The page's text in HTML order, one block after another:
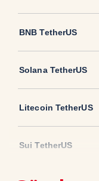
BNB TetherUS
Solana TetherUS
Litecoin TetherUS
Sui TetherUS